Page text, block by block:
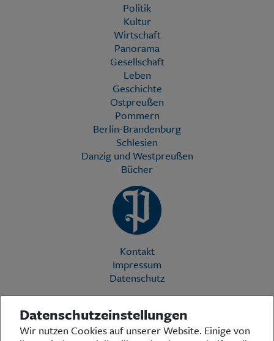
Politik
Kultur
Wirtschaft
Panorama
Gesellschaft
Leben
Geschichte
Ostpreußen
Pommern
Berlin-Brandenburg
Schlesien
Danzig und Westpreußen
Bücher
Kontakt
Impressum
Datenschutz
Die Preußische Allgemeine Zeitung (PAZ) ist eine einzigartige Stimme
in der deutschen Medienlandschaft. Woche für Woche berichtet sie
Datenschutzeinstellungen
Wir nutzen Cookies auf unserer Website. Einige von